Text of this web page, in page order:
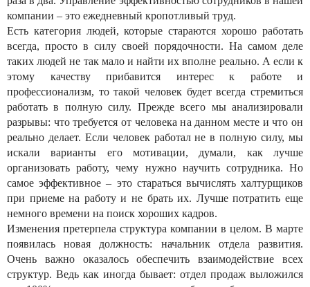
компании – это ежедневный кропотливый труд.
Есть категория людей, которые стараются хорошо работать
всегда, просто в силу своей порядочности. На самом деле
таких людей не так мало и найти их вполне реально. А если к
этому качеству прибавится интерес к работе и
профессионализм, то такой человек будет всегда стремиться
работать в полную силу. Прежде всего мы анализировали
разрывы: что требуется от человека на данном месте и что он
реально делает. Если человек работал не в полную силу, мы
искали варианты его мотивации, думали, как лучше
организовать работу, чему нужно научить сотрудника. Но
самое эффективное – это стараться вычислять халтурщиков
при приеме на работу и не брать их. Лучше потратить еще
немного времени на поиск хороших кадров.
Изменения претерпела структура компании в целом. В марте
появилась новая должность: начальник отдела развития.
Очень важно оказалось обеспечить взаимодействие всех
структур. Ведь как иногда бывает: отдел продаж выложился